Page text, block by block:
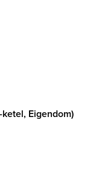
en zelfs
te laden en
Eigendom)